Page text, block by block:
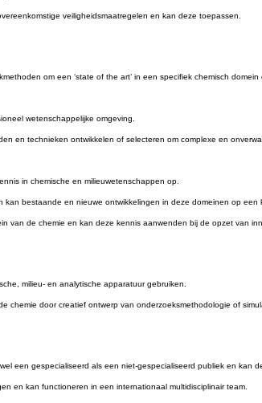
veiligheidsmaatregelen en kan deze toepassen.
om een ‘state of the art’ in een specifiek chemisch
wetenschappelijke omgeving.
en technieken ontwikkelen of selecteren om complexe en
in chemische en milieuwetenschappen op.
bestaande en nieuwe ontwikkelingen in deze domeinen op een
van de chemie en kan deze kennis aanwenden bij de opzet van
milieu- en analytische apparatuur gebruiken.
chemie door creatief ontwerp van onderzoeksmethodologie of
een gespecialiseerd als een niet-gespecialiseerd publiek en
en kan functioneren in een internationaal multidisciplinair team.